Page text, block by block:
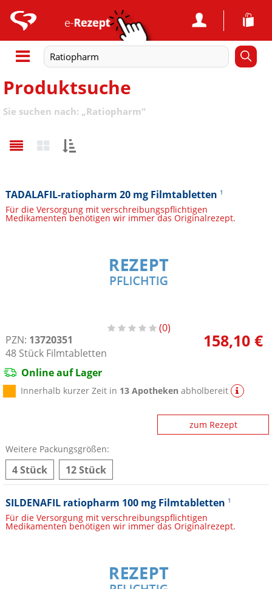
Produktsuche
Sie suchen nach: „Ratiopharm“
TADALAFIL-ratiopharm 20 mg Filmtabletten 1
Für die Versorgung mit verschreibungspflichtigen
Medikamenten benötigen wir immer das Originalrezept.
0
PZN: 13720351
48 Stück Filmtabletten
158,10 €
Online auf Lager
Innerhalb kurzer Zeit in 13 Apotheken abholbereit
zum Rezept
Weitere Packungsgrößen:
4 Stück 12 Stück
SILDENAFIL ratiopharm 100 mg Filmtabletten 1
Für die Versorgung mit verschreibungspflichtigen
Medikamenten benötigen wir immer das Originalrezept.